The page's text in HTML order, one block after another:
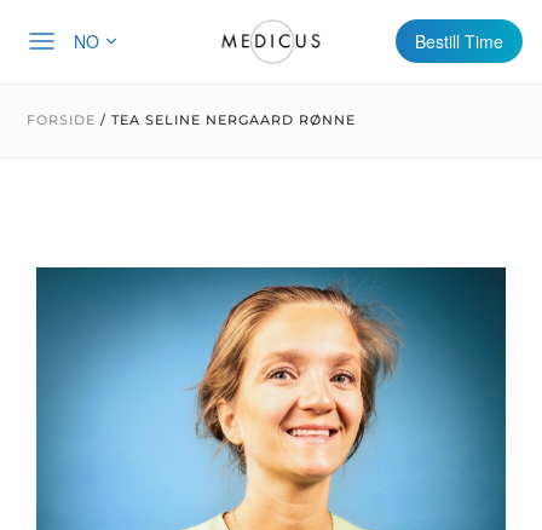
NO Bestill Time
FORSIDE / TEA SELINE NERGAARD RØNNE